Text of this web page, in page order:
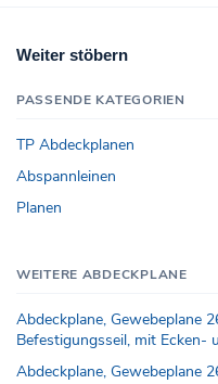
Weiter stöbern
PASSENDE KATEGORIEN
TP Abdeckplanen
Abspannleinen
Planen
WEITERE ABDECKPLANE
Abdeckplane, Gewebeplane
Befestigungsseil, mit Ecken-
Abdeckplane, Gewebeplane